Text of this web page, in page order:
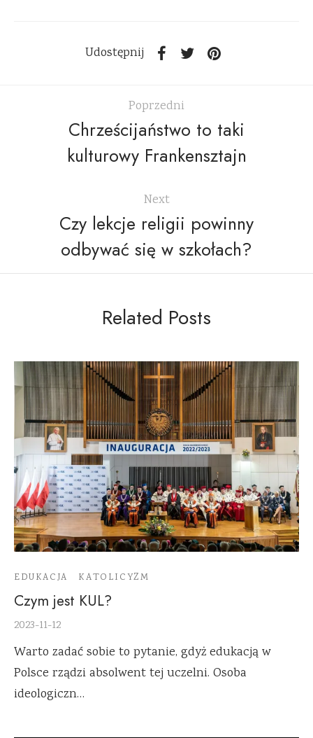
Udostępnij
Poprzedni
Chrześcijaństwo to taki
kulturowy Frankensztajn
Next
Czy lekcje religii powinny
odbywać się w szkołach?
Related Posts
EDUKACJA KATOLICYZM
Czym jest KUL?
2023-11-12
Warto zadać sobie to pytanie, gdyż edukacją w
Polsce rządzi absolwent tej uczelni. Osoba
ideologiczn…